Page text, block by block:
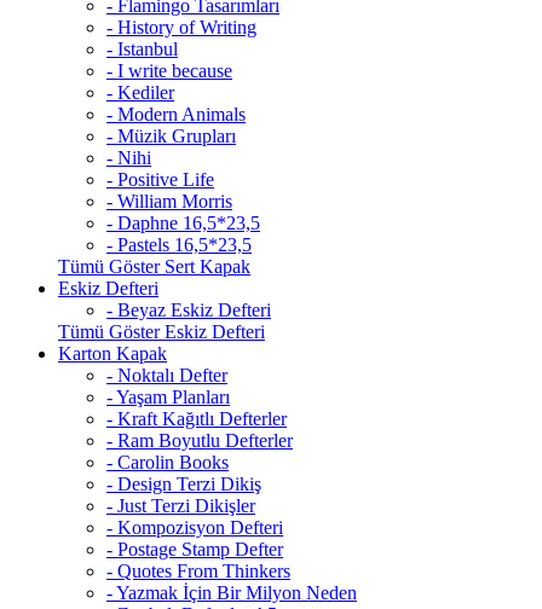
- Flamingo Tasarımları
- History of Writing
- Istanbul
- I write because
- Kediler
- Modern Animals
- Müzik Grupları
- Nihi
- Positive Life
- William Morris
- Daphne 16,5*23,5
- Pastels 16,5*23,5
Tümü Göster Sert Kapak
Eskiz Defteri
- Beyaz Eskiz Defteri
Tümü Göster Eskiz Defteri
Karton Kapak
- Noktalı Defter
- Yaşam Planları
- Kraft Kağıtlı Defterler
- Ram Boyutlu Defterler
- Carolin Books
- Design Terzi Dikiş
- Just Terzi Dikişler
- Kompozisyon Defteri
- Postage Stamp Defter
- Quotes From Thinkers
- Yazmak İçin Bir Milyon Neden